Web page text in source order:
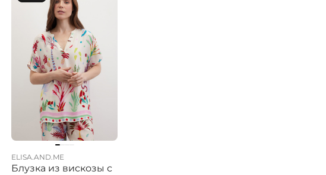
ELISA.AND.ME
Блузка из вискозы с